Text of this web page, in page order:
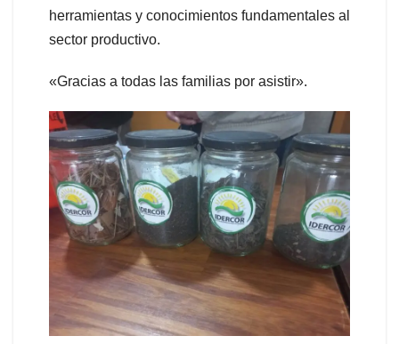
herramientas y conocimientos fundamentales al
sector productivo.
«Gracias a todas las familias por asistir».